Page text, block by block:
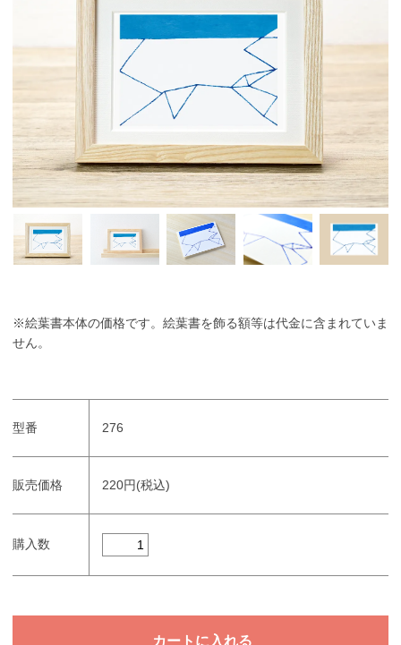
※絵葉書本体の価格です。絵葉書を飾る額等は代金に含まれていま
せん。
型番 276
販売価格 220円(税込)
購入数